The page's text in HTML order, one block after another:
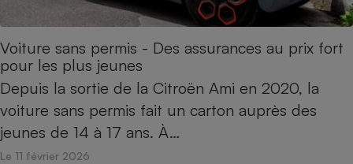
Voiture sans permis - Des assurances au prix fort
pour les plus jeunes
Depuis la sortie de la Citroën Ami en 2020, la
voiture sans permis fait un carton auprès des
jeunes de 14 à 17 ans. À…
Le 11 février 2026